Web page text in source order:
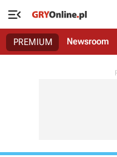

PREMIUM Newsroom